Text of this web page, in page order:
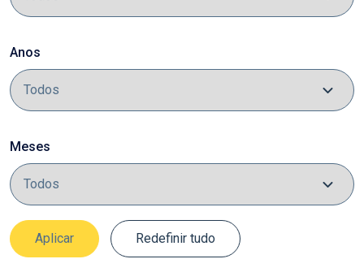
Anos
Meses
Aplicar Redefinir tudo